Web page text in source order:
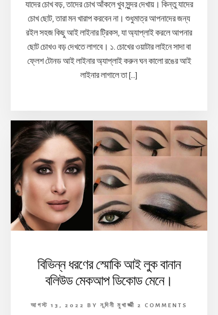
যাদের চোখ বড়, তাদের চোখ আঁকলে খুব সুন্দর দেখায়। কিন্তু যাদের
চোখ ছোট, তারা মন খারাপ করবেন না। শুধুমাত্র আপনাদের জন্য
রইল সহজ কিছু আই লাইনার ট্রিকস, যা অ্যাপ্লাই করলে আপনার
ছোট চোখও বড় দেখতে লাগবে। ১. চোখের ওয়াটার লাইনে সাদা বা
ফ্লেশ টোনড আই লাইনার অ্যাপ্লাই করুন ঘন কালো রঙের আই
লাইনার লাগালে তা […]
বিভিন্ন ধরণের স্মোকি আই লুক বানান
বলিউড মেকআপ ডিকোড মেনে।
আগস্ট 13, 2022 BY নন্দিনী মুখার্জ্জী 2 COMMENTS